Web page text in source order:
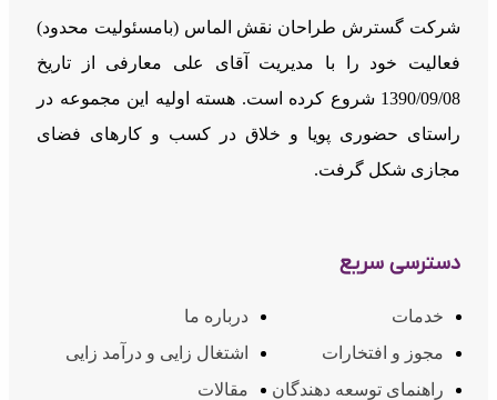
شرکت گسترش طراحان نقش الماس (بامسئوليت محدود)
فعالیت خود را با مدیریت آقای علی معارفی از تاریخ
1390/09/08 شروع کرده است. هسته اولیه این مجموعه در
راستای حضوری پویا و خلاق در کسب و کارهای فضای
مجازی شکل گرفت.
دسترسی سریع
خدمات
درباره ما
مجوز و افتخارات
اشتغال زایی و درآمد زایی
راهنمای توسعه دهندگان
مقالات